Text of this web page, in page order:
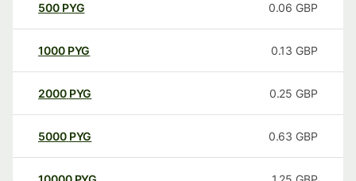
500 PYG 0.06 GBP
1000 PYG 0.13 GBP
2000 PYG 0.25 GBP
5000 PYG 0.63 GBP